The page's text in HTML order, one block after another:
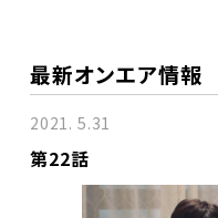
最新オンエア情報
2021. 5.31
第22話